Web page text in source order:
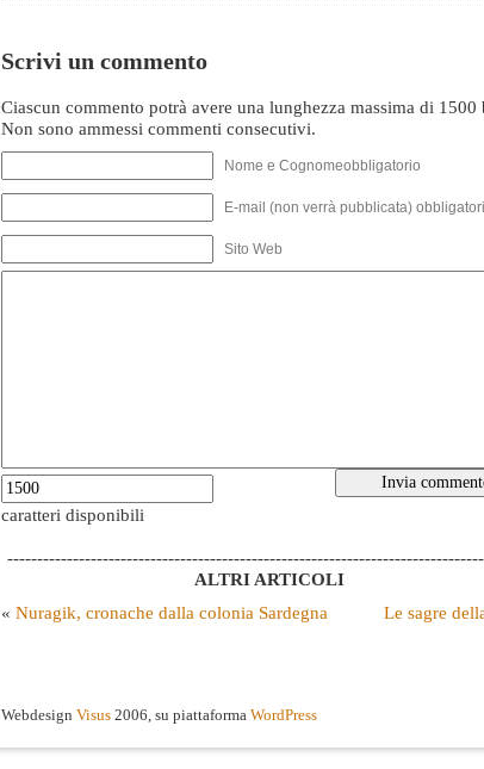
Scrivi un commento
Ciascun commento potrà avere una lunghezza massima di 1500
Non sono ammessi commenti consecutivi.
Nome e Cognomeobbligatorio
E-mail (non verrà pubblicata)
Sito Web
caratteri disponibili
ALTRI ARTICOLI
« Nuragik, cronache dalla colonia Sardegna Le sagre
Webdesign Visus 2006, su piattaforma WordPress